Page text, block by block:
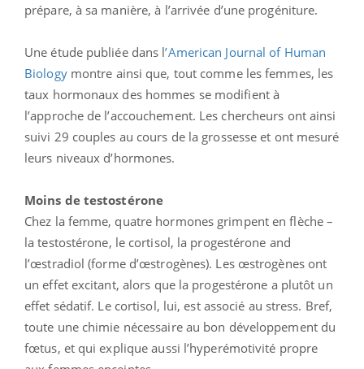
prépare, à sa manière, à l’arrivée d’une progéniture.
Une étude publiée dans l’American Journal of Human
Biologymontre ainsi que, tout comme les femmes, les
taux hormonaux des hommes se modifient à
l’approche de l’accouchement. Les chercheurs ont ainsi
suivi 29 couples au cours de la grossesse et ont mesuré
leurs niveaux d’hormones.
Moins de testostérone
Chez la femme, quatre hormones grimpent en flèche –
la testostérone, le cortisol, la progestérone and
l’œstradiol (forme d’œstrogènes). Les œstrogènes ont
un effet excitant, alors que la progestérone a plutôt un
effet sédatif. Le cortisol, lui, est associé au stress. Bref,
toute une chimie nécessaire au bon développement du
fœtus, et qui explique aussi l’hyperémotivité propre